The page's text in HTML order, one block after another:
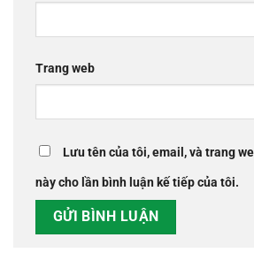
Trang web
Lưu tên của tôi, email, và trang
này cho lần bình luận kế tiếp của tôi.